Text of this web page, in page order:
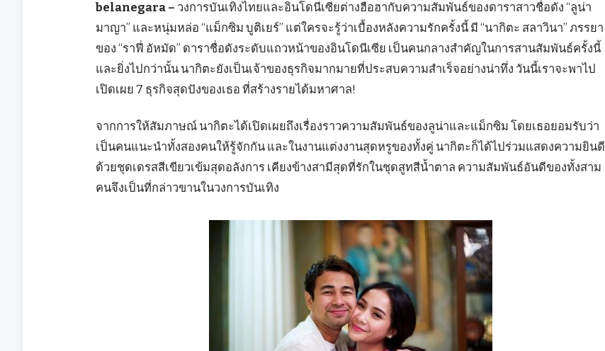
belanegara – วงการบันเทิงไทยและอินโดนีเซียต่างฮือฮากับความสัมพันธ์ของดาราสาวชื่อดัง “ลูน่า
มาญา” และหนุ่มหล่อ “แม็กซิม บูติเยร์” แต่ใครจะรู้ว่าเบื้องหลังความรักครั้งนี้ มี “นากิตะ สลาวินา” ภรรยา
ของ “ราฟี่ อัหมัด” ดาราชื่อดังระดับแถวหน้าของอินโดนีเซีย เป็นคนกลางสำคัญในการสานสัมพันธ์ครั้งนี้
และยิ่งไปกว่านั้น นากิตะยังเป็นเจ้าของธุรกิจมากมายที่ประสบความสำเร็จอย่างน่าทึ่ง วันนี้เราจะพาไป
เปิดเผย 7 ธุรกิจสุดปังของเธอ ที่สร้างรายได้มหาศาล!
จากการให้สัมภาษณ์ นากิตะได้เปิดเผยถึงเรื่องราวความสัมพันธ์ของลูน่าและแม็กซิม โดยเธอยอมรับว่า
เป็นคนแนะนำทั้งสองคนให้รู้จักกัน และในงานแต่งงานสุดหรูของทั้งคู่ นากิตะก็ได้ไปร่วมแสดงความยินดี
ด้วยชุดเดรสสีเขียวเข้มสุดอลังการ เคียงข้างสามีสุดที่รักในชุดสูทสีน้ำตาล ความสัมพันธ์อันดีของทั้งสาม
คนจึงเป็นที่กล่าวขานในวงการบันเทิง